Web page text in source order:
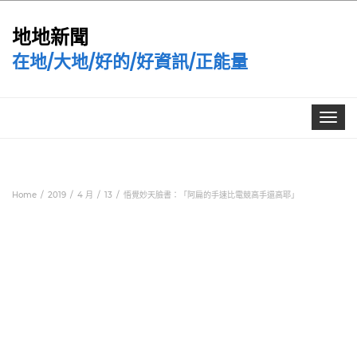
地地新聞
在地/大地/好的/好資訊/正能量
Toggle
Home 2019 4 月 13 悟覺妙天臉書：「阿扁的手速比電競高手還高耶」